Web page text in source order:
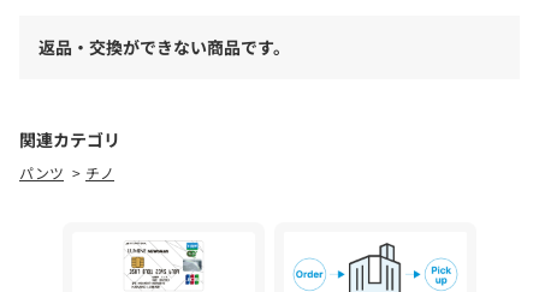
【ホワイト着用アイテム➁】参考商品
＊＊＊＊＊＊＊＊＊＊＊＊＊＊＊＊＊＊＊＊＊＊
伸縮性：ややあり
返品・交換ができない商品です。
関連カテゴリ
パンツ チノ